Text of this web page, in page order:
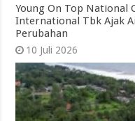
Young On Top National
International Tbk Ajak
Perubahan
10 Juli 2026